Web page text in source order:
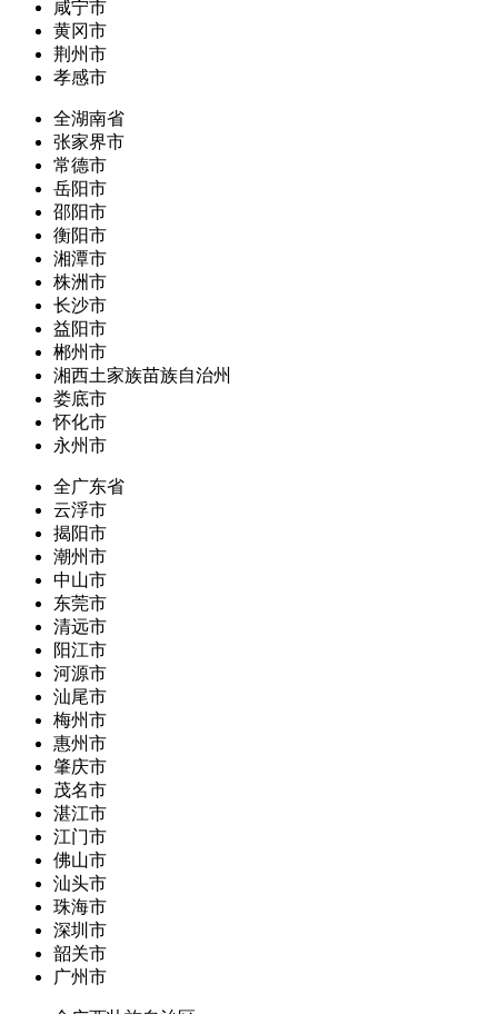
咸宁市
黄冈市
荆州市
孝感市
全湖南省
张家界市
常德市
岳阳市
邵阳市
衡阳市
湘潭市
株洲市
长沙市
益阳市
郴州市
湘西土家族苗族自治州
娄底市
怀化市
永州市
全广东省
云浮市
揭阳市
潮州市
中山市
东莞市
清远市
阳江市
河源市
汕尾市
梅州市
惠州市
肇庆市
茂名市
湛江市
江门市
佛山市
汕头市
珠海市
深圳市
韶关市
广州市